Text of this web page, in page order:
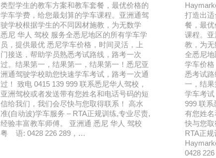
类型学生的教车方案和教车套餐，最优价格的
学车学费，给您最划算的学车课程。亚洲通驾
驶学校根据学生的不同因材施教，为无数学
悉尼 华人 驾校 服务全悉尼地区的所有学车学
员，提供最优 悉尼学车价格，时间灵活，上
门接送，帮助学员熟悉考试路线，路考一次
过。结果第一，结果第一，结果第一！悉尼亚
洲通驾驶学校助您快速学车考试，路考一次通
过！ 致电 0415 139 999 联系悉尼华人驾校，
亚洲驾校或者发送带有您姓名和电话号码的短
信给我们，我们会尽快与您取得联系！ 高水
准(自动波)学车服务 – RTA正规训练,专业尽责,
经验丰富教车师傅。 亚洲通 悉尼 华人 驾校
粤 语: 0428 226 289，…
打造出
餐，最
课程。
教，为
全悉尼
学车价
悉考试
一，结
学车考
999 联系
有您姓
快与您
RTA正规
0428